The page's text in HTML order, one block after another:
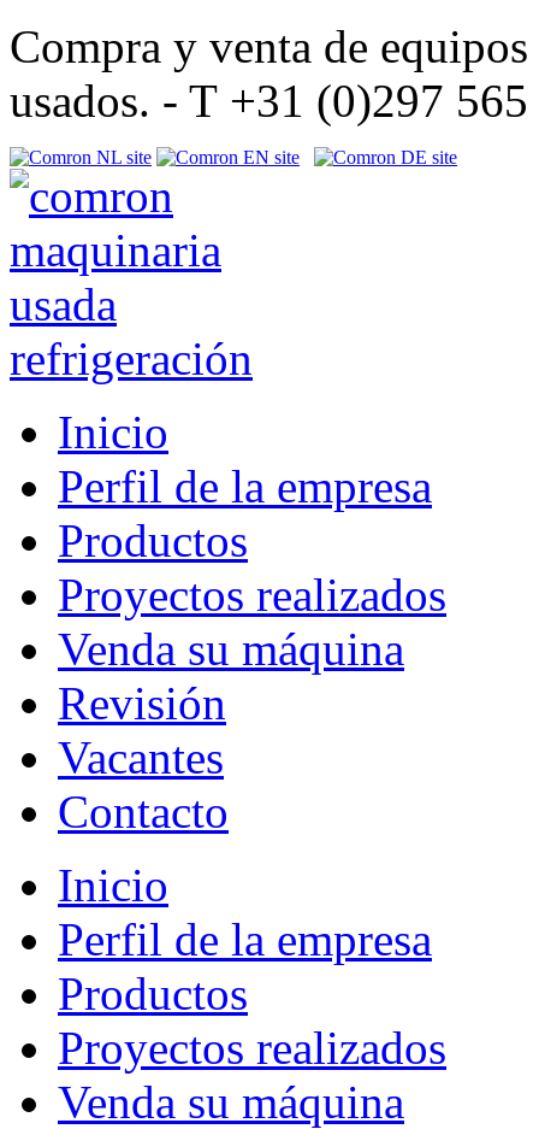
Compra y venta de
usados. - T +31 (0)297
Inicio
Perfil de la empresa
Productos
Proyectos realizados
Venda su máquina
Revisión
Vacantes
Contacto
Inicio
Perfil de la empresa
Productos
Proyectos realizados
Venda su máquina